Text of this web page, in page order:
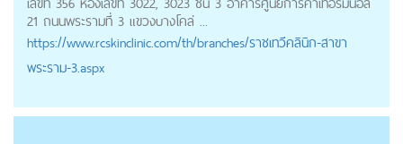
21 ถนนพระรามที่ 3 แขวงบางโคล่ ...
https://www.rcskinclinic.com/th/branches/ราชเทวีคลินิก-สาขา
พระราม-3.aspx